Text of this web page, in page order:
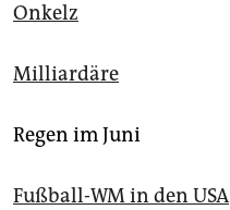
Onkelz
Milliardäre
Regen im Juni
Fußball-WM in den USA